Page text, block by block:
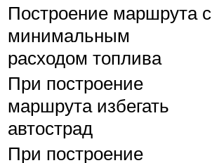
Построение маршрута с
минимальным
расходом топлива
При построение
маршрута избегать
автострад
При построение